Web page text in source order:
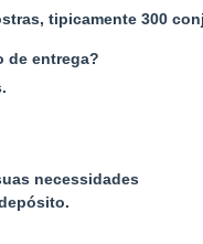
tipicamente 300
de entrega?
necessidades